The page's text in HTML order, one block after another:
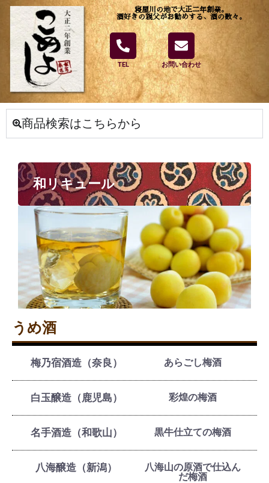
寝屋川の地で大正二年創業。
酒好きの親父がお勧めする、酒の数々。
TEL お問い合わせ
商品検索はこちらから
和リキュール
うめ酒
梅乃宿酒造（奈良） あらごし梅酒
白玉醸造（鹿児島） 彩煌の梅酒
名手酒造（和歌山） 黒牛仕立ての梅酒
八海醸造（新潟）
八海山の原酒で仕込ん
だ梅酒